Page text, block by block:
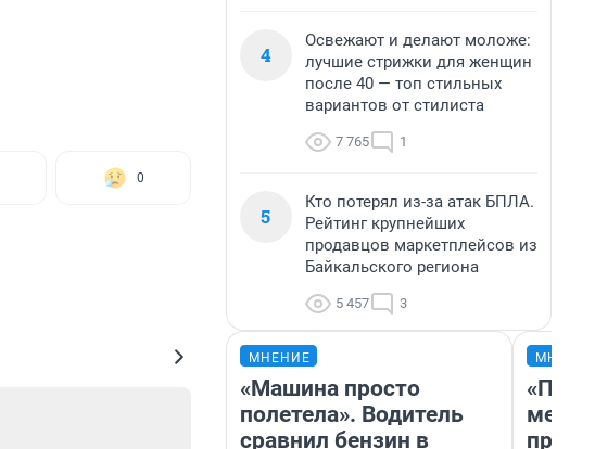
0
4
Освежают и делают моложе:
лучшие стрижки для женщин
после 40 — топ стильных
вариантов от стилиста
7 765 1
5
Кто потерял из-за атак БПЛА.
Рейтинг крупнейших
продавцов маркетплейсов из
Байкальского региона
5 457 3
МНЕНИЕ
«Машина просто
полетела». Водитель
сравнил бензин в